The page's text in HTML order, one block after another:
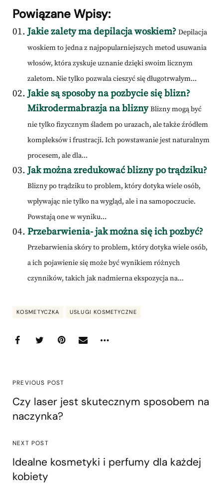
Powiązane Wpisy:
Jakie zalety ma depilacja woskiem? Depilacja
woskiem to jedna z najpopularniejszych metod usuwania
włosów, która zyskuje uznanie dzięki swoim licznym
zaletom. Nie tylko pozwala cieszyć się długotrwałym...
Jakie są sposoby na pozbycie się blizn?
Mikrodermabrazja na blizny Blizny mogą być
nie tylko fizycznym śladem po urazach, ale także źródłem
kompleksów i frustracji. Ich powstawanie jest naturalnym
procesem, ale dla...
Jak można zredukować blizny po trądziku?
Blizny po trądziku to problem, który dotyka wiele osób,
wpływając nie tylko na wygląd, ale i na samopoczucie.
Powstają one w wyniku...
Przebarwienia- jak można się ich pozbyć?
Przebarwienia skóry to problem, który dotyka wiele osób,
a ich pojawienie się może być wynikiem różnych
czynników, takich jak nadmierna ekspozycja na...
KOSMETYCZKA USŁUGI KOSMETYCZNE
PREVIOUS POST
Czy laser jest skutecznym sposobem na
naczynka?
NEXT POST
Idealne kosmetyki i perfumy dla każdej
kobiety